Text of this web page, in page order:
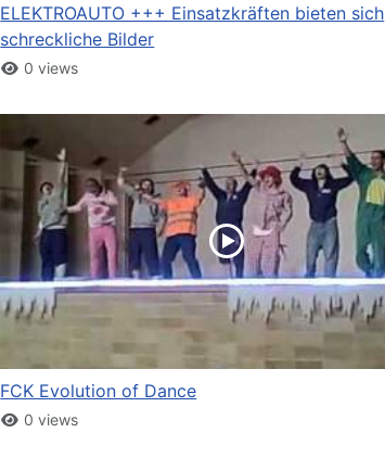
ELEKTROAUTO +++ Einsatzkräften bieten sich
schreckliche Bilder
0 views
FCK Evolution of Dance
0 views